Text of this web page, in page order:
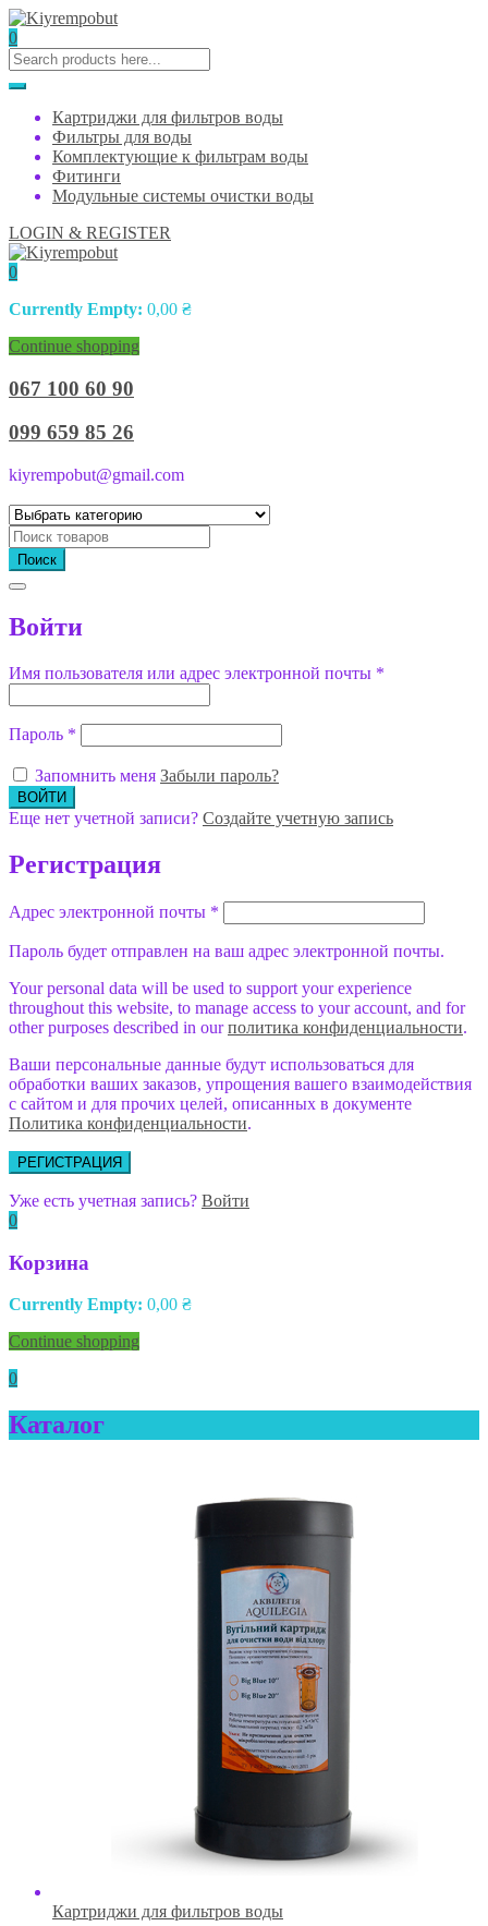
0
Картриджи для фильтров воды
Фильтры для воды
Комплектующие к фильтрам воды
Фитинги
Модульные системы очистки воды
LOGIN & REGISTER
0
Currently Empty: 0,00 ₴
Continue shopping
067 100 60 90
099 659 85 26
kiyrempobut@gmail.com
Поиск
Войти
Имя пользователя или адрес электронной почты *
Пароль *
Запомнить меня Забыли пароль?
Еще нет учетной записи? Создайте учетную запись
Регистрация
Адрес электронной почты *
Пароль будет отправлен на ваш адрес электронной почты.
Your personal data will be used to support your experience
throughout this website, to manage access to your account, and for
other purposes described in ourполитика конфиденциальности.
Ваши персональные данные будут использоваться для
обработки ваших заказов, упрощения вашего взаимодействия
с сайтом и для прочих целей, описанных в документе
Политика конфиденциальности.
РЕГИСТРАЦИЯ
Уже есть учетная запись? Войти
0
Корзина
Currently Empty: 0,00 ₴
Continue shopping
0
Каталог
Картриджи для фильтров воды